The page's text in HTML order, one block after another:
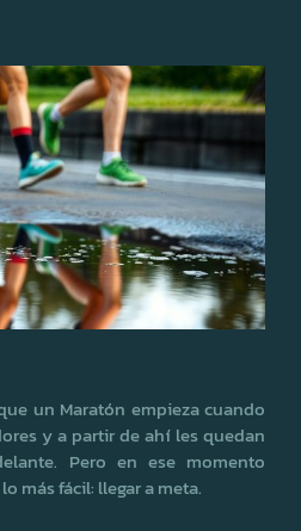
un Maratón empieza cuando
y a partir de ahí les quedan
Pero en ese momento
más fácil: llegar a meta.